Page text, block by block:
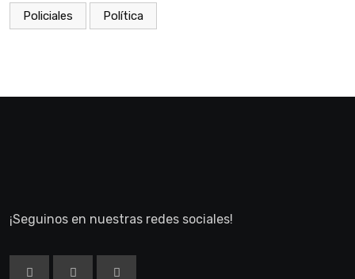
Policiales Política
¡Seguinos en nuestras redes sociales!